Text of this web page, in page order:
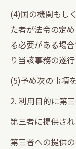
(4)国の機関もし
た者が法令の定
る必要がある場
り当該事務の遂
(5)予め次の事項
2. 利用目的に第
第三者に提供さ
第三者への提供